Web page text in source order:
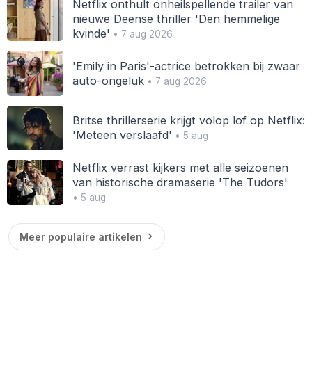
Netflix onthult onheilspellende trailer van
nieuwe Deense thriller 'Den hemmelige
kvinde' • 7 aug 2026
'Emily in Paris'-actrice betrokken bij zwaar
auto-ongeluk• 7 aug 2026
Britse thrillerserie krijgt volop lof op Netflix:
'Meteen verslaafd' • 5 aug
Netflix verrast kijkers met alle seizoenen
van historische dramaserie 'The Tudors'
• 5 aug
Meer populaire artikelen